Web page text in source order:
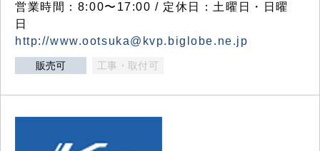
営業時間：8:00〜17:00 / 定休日：土曜日・日曜
日
http://www.ootsuka@kvp.biglobe.ne.jp
販売可 工事・取付可